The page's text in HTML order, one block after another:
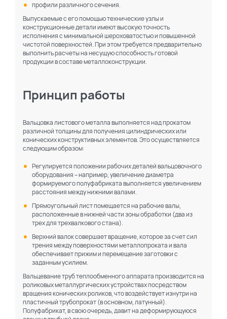
профили различного сечения.
Выпускаемые с его помощью технические узлы и
конструкционные детали имеют высокую точность
исполнения с минимальной шероховатостью и повышенной
чистотой поверхностей. При этом требуется предварительно
выполнить расчеты на несущую способность готовой
продукции в составе металлоконструкции.
Принцип работы
Вальцовка листового металла выполняется над прокатом
различной толщины для получения цилиндрических или
конических конструктивных элементов. Это осуществляется
следующим образом:
Регулируется положении рабочих деталей вальцовочного
оборудования – например, увеличение диаметра
формируемого полуфабриката выполняется увеличением
расстояния между нижними валами.
Прямоугольный лист помещается на рабочие валы,
расположенные в нижней части зоны обработки (два из
трех для трехвалкового стана).
Верхний валок совершает вращение, которое за счет сил
трения между поверхностями металлопроката и вала
обеспечивает прижим и перемещение заготовки с
заданным усилием.
Вальцевание труб теплообменного аппарата производится на
роликовых металлургических устройствах посредством
вращения конических роликов, что воздействует изнутри на
пластичный трубопрокат (в основном, латунный).
Полуфабрикат, в свою очередь, давит на деформирующуюся